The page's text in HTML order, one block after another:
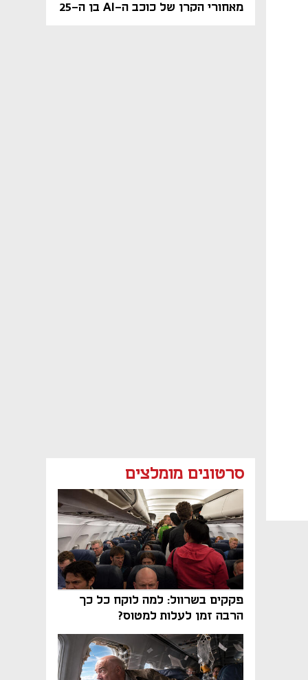
מאחורי הקרן של כוכב ה-AI בן ה-25
סרטונים מומלצים
פקקים בשרוול: למה לוקח כל כך
הרבה זמן לעלות למטוס?